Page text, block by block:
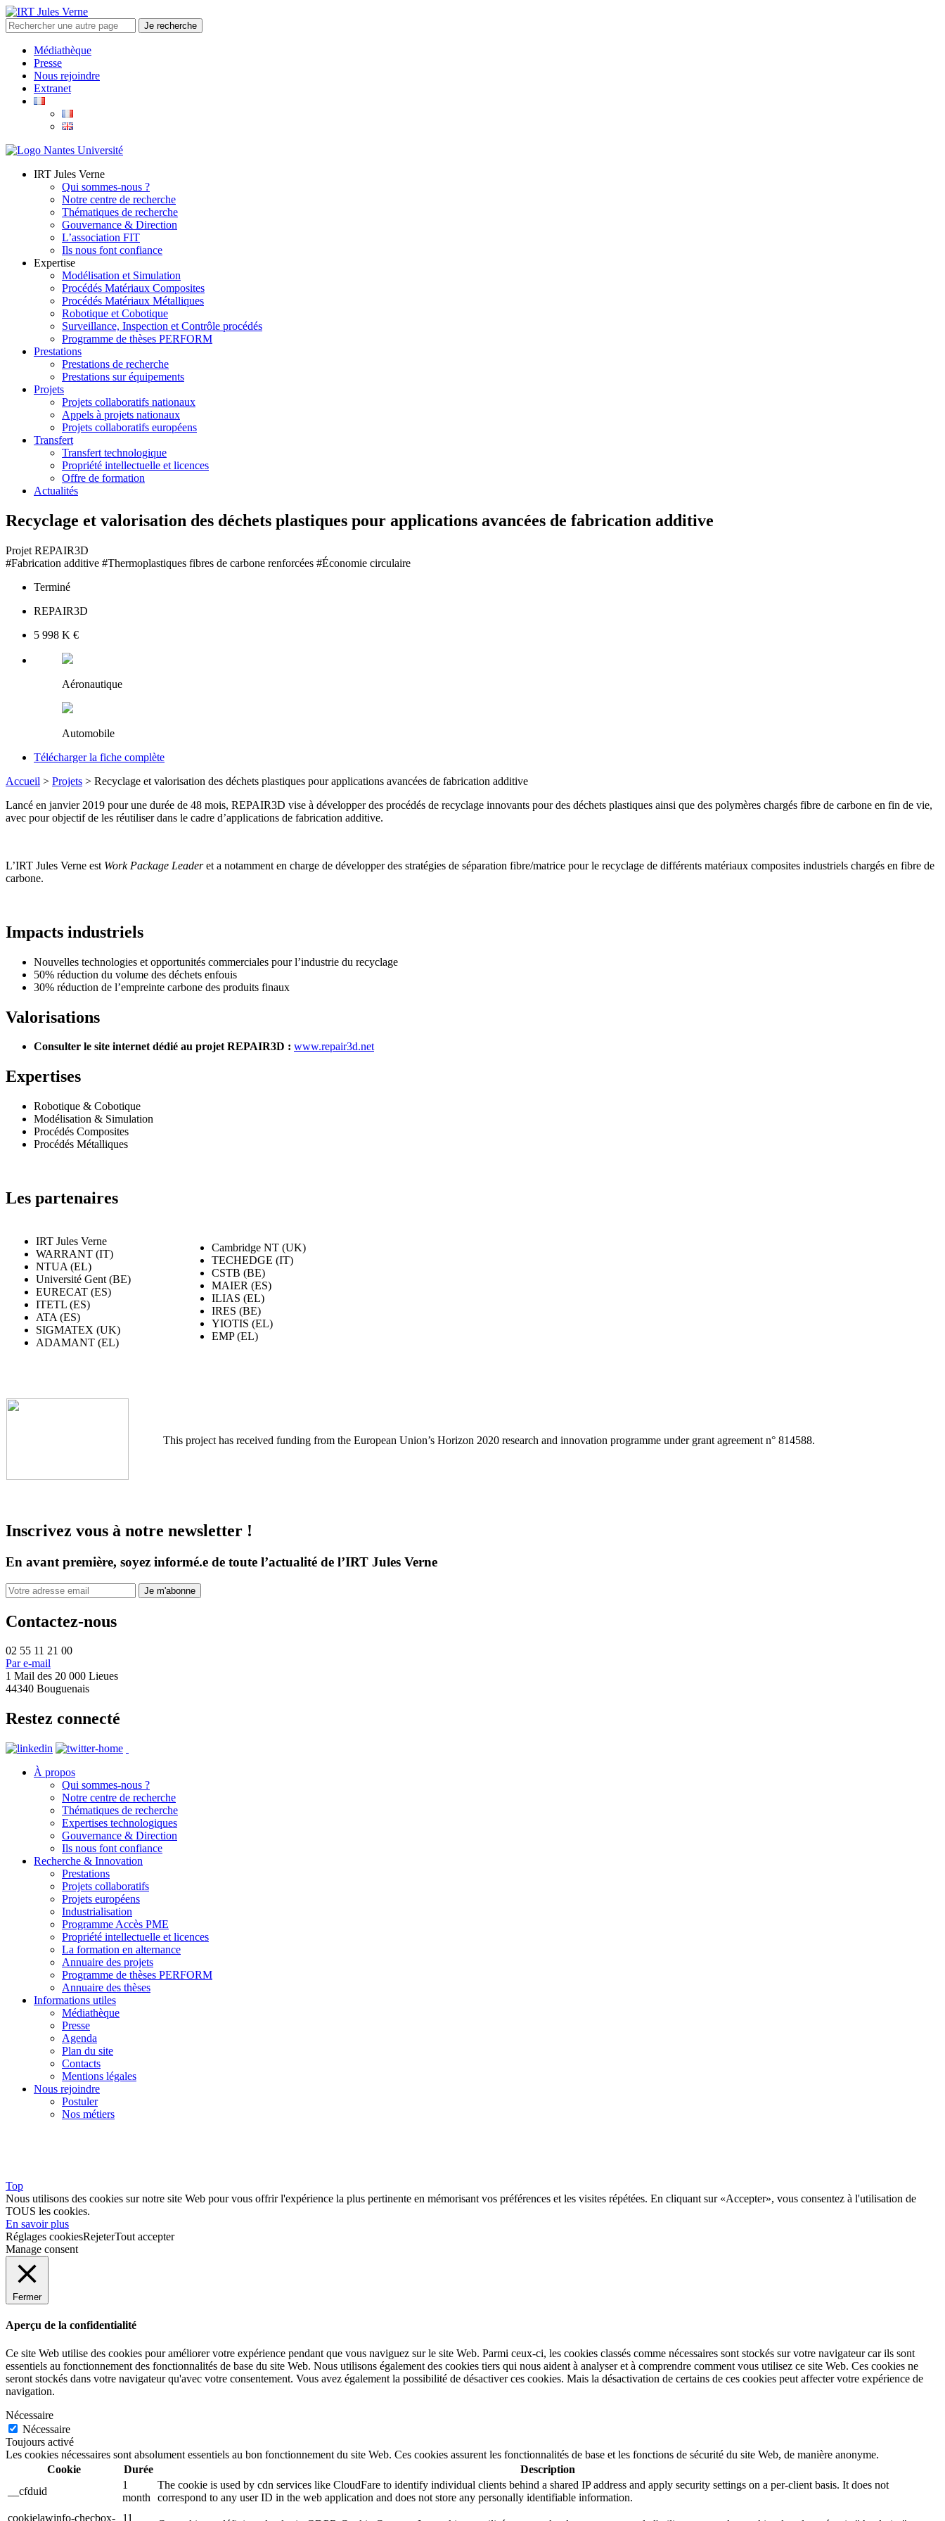
Médiathèque
Presse
Nous rejoindre
Extranet
IRT Jules Verne
Qui sommes-nous ?
Notre centre de recherche
Thématiques de recherche
Gouvernance & Direction
L’association FIT
Ils nous font confiance
Expertise
Modélisation et Simulation
Procédés Matériaux Composites
Procédés Matériaux Métalliques
Robotique et Cobotique
Surveillance, Inspection et Contrôle procédés
Programme de thèses PERFORM
Prestations
Prestations de recherche
Prestations sur équipements
Projets
Projets collaboratifs nationaux
Appels à projets nationaux
Projets collaboratifs européens
Transfert
Transfert technologique
Propriété intellectuelle et licences
Offre de formation
Actualités
Recyclage et valorisation des déchets plastiques pour applications avancées de fabrication additive
Projet REPAIR3D
#Fabrication additive #Thermoplastiques fibres de carbone renforcées #Économie circulaire
Terminé
REPAIR3D
5 998 K €
Aéronautique
Automobile
Télécharger la fiche complète
Accueil > Projets > Recyclage et valorisation des déchets plastiques pour applications avancées de fabrication additive
Lancé en janvier 2019 pour une durée de 48 mois, REPAIR3D vise à développer des procédés de recyclage innovants pour des déchets plastiques ainsi que des polymères chargés fibre de carbone en fin de vie,
avec pour objectif de les réutiliser dans le cadre d’applications de fabrication additive.
L’IRT Jules Verne est Work Package Leaderet a notamment en charge de développer des stratégies de séparation fibre/matrice pour le recyclage de différents matériaux composites industriels chargés en fibre de
carbone.
Impacts industriels
Nouvelles technologies et opportunités commerciales pour l’industrie du recyclage
50% réduction du volume des déchets enfouis
30% réduction de l’empreinte carbone des produits finaux
Valorisations
Consulter le site internet dédié au projet REPAIR3D : www.repair3d.net
Expertises
Robotique & Cobotique
Modélisation & Simulation
Procédés Composites
Procédés Métalliques
Les partenaires
IRT Jules Verne
WARRANT (IT)
NTUA (EL)
Université Gent (BE)
EURECAT (ES)
ITETL (ES)
ATA (ES)
SIGMATEX (UK)
ADAMANT (EL)
Cambridge NT (UK)
TECHEDGE (IT)
CSTB (BE)
MAIER (ES)
ILIAS (EL)
IRES (BE)
YIOTIS (EL)
EMP (EL)
This project has received funding from the European Union’s Horizon 2020 research and innovation programme under grant agreement n° 814588.
Inscrivez vous à notre newsletter !
En avant première, soyez informé.e de toute l’actualité de l’IRT Jules Verne
Contactez-nous
02 55 11 21 00
Par e-mail
1 Mail des 20 000 Lieues
44340 Bouguenais
Restez connecté
À propos
Qui sommes-nous ?
Notre centre de recherche
Thématiques de recherche
Expertises technologiques
Gouvernance & Direction
Ils nous font confiance
Recherche & Innovation
Prestations
Projets collaboratifs
Projets européens
Industrialisation
Programme Accès PME
Propriété intellectuelle et licences
La formation en alternance
Annuaire des projets
Programme de thèses PERFORM
Annuaire des thèses
Informations utiles
Médiathèque
Presse
Agenda
Plan du site
Contacts
Mentions légales
Nous rejoindre
Postuler
Nos métiers
Top
Nous utilisons des cookies sur notre site Web pour vous offrir l'expérience la plus pertinente en mémorisant vos préférences et les visites répétées. En cliquant sur «Accepter», vous consentez à l'utilisation de
TOUS les cookies.
En savoir plus
Réglages cookiesRejeterTout accepter
Manage consent
Fermer
Aperçu de la confidentialité
Ce site Web utilise des cookies pour améliorer votre expérience pendant que vous naviguez sur le site Web. Parmi ceux-ci, les cookies classés comme nécessaires sont stockés sur votre navigateur car ils sont
essentiels au fonctionnement des fonctionnalités de base du site Web. Nous utilisons également des cookies tiers qui nous aident à analyser et à comprendre comment vous utilisez ce site Web. Ces cookies ne
seront stockés dans votre navigateur qu'avec votre consentement. Vous avez également la possibilité de désactiver ces cookies. Mais la désactivation de certains de ces cookies peut affecter votre expérience de
navigation.
Nécessaire
Nécessaire
Toujours activé
Les cookies nécessaires sont absolument essentiels au bon fonctionnement du site Web. Ces cookies assurent les fonctionnalités de base et les fonctions de sécurité du site Web, de manière anonyme.
Cookie
Durée
Description
__cfduid
1
month
The cookie is used by cdn services like CloudFare to identify individual clients behind a shared IP address and apply security settings on a per-client basis. It does not
correspond to any user ID in the web application and does not store any personally identifiable information.
cookielawinfo-checbox-
11